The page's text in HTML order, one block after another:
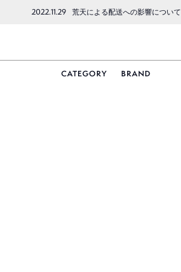
2022.11.29 荒天による配送への影響について
CATEGORY BRAND